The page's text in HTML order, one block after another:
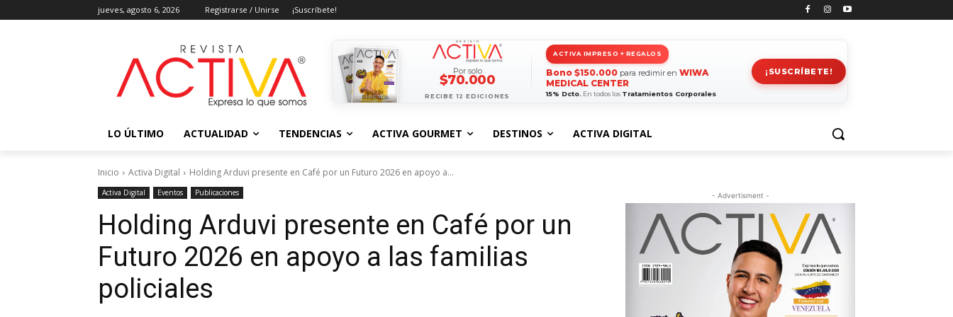
jueves, agosto 6, 2026 Registrarse / Unirse ¡Suscríbete!
Por solo
$70.000
RECIBE 12 EDICIONES
ACTIVA IMPRESO + REGALOS
Bono $150.000 para redimir enWIWA
MEDICAL CENTER
15% Dcto. En todos los Tratamientos Corporales
¡SUSCRÍBETE!
LO ÚLTIMO ACTUALIDAD TENDENCIAS ACTIVA GOURMET DESTINOS ACTIVA DIGITAL
Inicio Activa Digital Holding Arduvi presente en Café por un Futuro 2026 en apoyo a...
Activa Digital Eventos Publicaciones
Holding Arduvi presente en Café por un
Futuro 2026 en apoyo a las familias
policiales
- Advertisment -